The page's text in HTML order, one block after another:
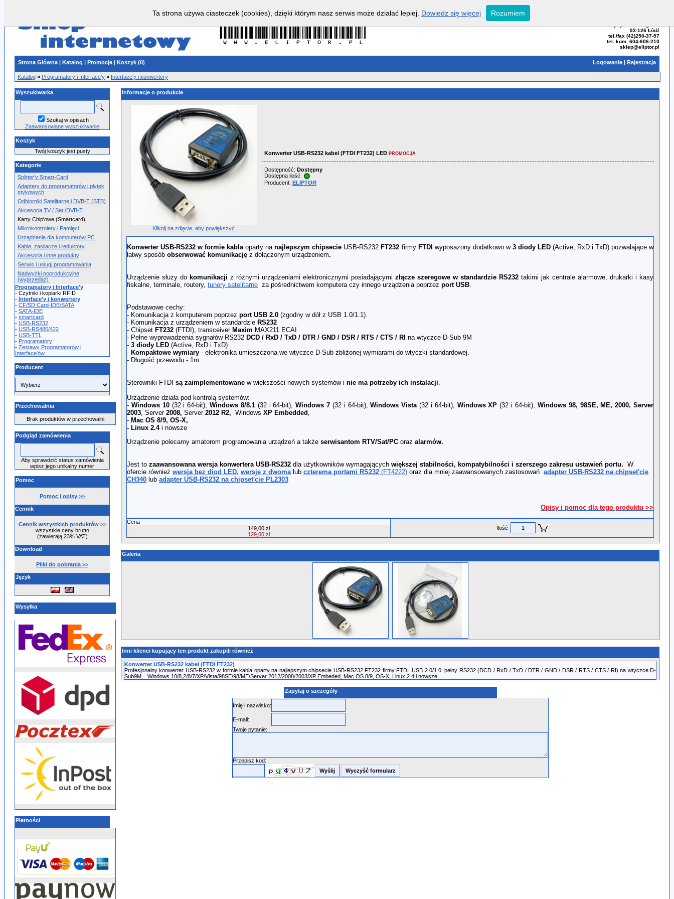
93-126 Łódź
tel./fax (42)250-37-97
tel. kom. 604-606-210
sklep@eliptor.pl
Strona Główna | Katalog | Promocje | Koszyk (0) Logowanie | Rejestracja
Katalog » Programatory i Interface'y » Interface'y i konwertery
Wyszukiwarka
Szukaj w opisach
Zaawansowane wyszukiwanie
Koszyk
Twój koszyk jest pusty
Kategorie
Splitter'y Smart-Card
Adaptery do programatorów i płytek
stykowych
Odbiorniki Satelitarne i DVB-T (STB)
Akcesoria TV / Sat /DVB-T
Karty Chip'owe (Smartcard)
Mikrokontrolery i Pamięci
Urządzenia dla komputerów PC
Kable, zasilacze i reduktory
Akcesoria i inne produkty
Serwis i usługi programowania
Nadwyżki poprodukcyjne
(wyprzedaż)
Programatory i Interface'y
- Czytniki i kopiarki RFID
- Interface'y i konwertery
- CF/SD Card-IDE/SATA
- SATA-IDE
- smartcard
- USB-RS232
- USB-RS485/422
- USB-TTL
- Programatory
- Zestawy Programatorów i
Interface'ów
Producent
Przechowalnia
Brak produktów w przechowalni
Podgląd zamówienia
Aby sprawdzić status zamówienia
wpisz jego unikalny numer
Pomoc
Pomoc i opisy >>
Cennik
Cennik wszystkich produktów >>
wszystkie ceny brutto
(zawierają 23% VAT)
Download
Pliki do pobrania >>
Język
Wysyłka
Płatności
Informacje o produkcie
Kliknij na zdjęcie, aby powiększyć.
Konwerter USB-RS232 kabel (FTDI FT232) LED PROMOCJA
Dostępność: Dostępny
Dostępna ilość:
Producent: ELIPTOR
Konwerter USB-RS232 w formie kablaoparty nanajlepszym chipsecie USB-RS232 FT232 firmyFTDI wyposażony dodatkowo w3 diody LED(Active, RxD i TxD) pozwalające w
łatwy sposób obserwować komunikację z dołączonym urządzeniem.
Urządzenie służy do komunikacji z różnymi urządzeniami elektronicznymi posiadającymi złącze szeregowe w standardzie RS232 takimi jak centrale alarmowe, drukarki i kasy
fiskalne, terminale, routery, tunery satelitarne za pośrednictwem komputera czy innego urządzenia poprzez port USB.
Podstawowe cechy:
- Komunikacja z komputerem poprzez port USB 2.0 (zgodny w dół z USB 1.0/1.1).
- Komunikacja z urządzeniem w standardzie RS232
- Chipset FT232 (FTDI), transceiver Maxim MAX211 ECAI
- Pełne wyprowadzenia sygnałów RS232 DCD / RxD / TxD / DTR / GND / DSR / RTS / CTS / RI na wtyczce D-Sub 9M
- 3 diody LED (Active, RxD i TxD)
- Kompaktowe wymiary - elektronika umieszczona we wtyczce D-Sub zbliżonej wymiarami do wtyczki standardowej.
- Długość przewodu - 1m
Sterowniki FTDI są zaimplementowane w większości nowych systemów i nie ma potrzeby ich instalacji.
Urządzenie działa pod kontrolą systemów:
- Windows 10(32 i 64-bit),Windows 8/8.1(32 i 64-bit),Windows 7 (32 i 64-bit),Windows Vista(32 i 64-bit), Windows XP (32 i 64-bit), Windows 98, 98SE, ME, 2000, Server
2003, Server 2008, Server 2012 R2, Windows XP Embedded ,
- Mac OS 8/9, OS-X,
- Linux 2.4 i nowsze
Urządzenie polecamy amatorom programowania urządzeń a także serwisantom RTV/Sat/PC oraz alarmów.
Jest to zaawansowana wersja konwertera USB-RS232 dla użytkowników wymagających większej stabilności, kompatybilności i szerszego zakresu ustawień portu. W
ofercie również wersja bez diod LED, wersje z dwomalub czterema portami RS232 (FT4222) oraz dla mniej zaawansowanych zastosowań adapter USB-RS232 na chipset'cie
CH340 lub adapter USB-RS232 na chipset'cie PL2303
Opisy i pomoc dla tego produktu >>
Cena
Ilość
149,00 zł
129,00 zł
Galeria
Inni klienci kupujący ten produkt zakupili również
Konwerter USB-RS232 kabel (FTDI FT232)
Profesjonalny konwerter USB-RS232 w formie kabla oparty na najlepszym chipsecie USB-RS232 FT232 firmy FTDI. USB 2.0/1.0. pełny RS232 (DCD / RxD / TxD / DTR / GND / DSR / RTS / CTS / RI) na wtyczce D-
Sub9M, . Windows 10/8,2/8/7/XP/Vista/98SE/98/ME/Server 2012/2008/2003/XP Embeded, Mac OS 8/9, OS-X, Linux 2.4 i nowsze.
Zapytaj o szczegóły
Imię i nazwisko:
E-mail:
Twoje pytanie:
Przepisz kod:
Ta strona używa ciasteczek (cookies), dzięki którym nasz serwis może działać lepiej. Dowiedz się więcej Rozumiem